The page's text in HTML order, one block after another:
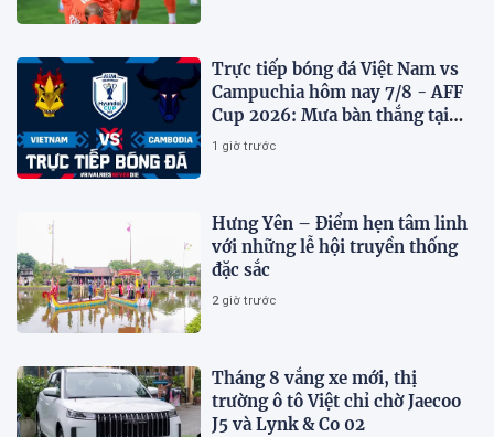
Trực tiếp bóng đá Việt Nam vs
Campuchia hôm nay 7/8 - AFF
Cup 2026: Mưa bàn thắng tại
Mỹ Đình?
1 giờ trước
Hưng Yên – Điểm hẹn tâm linh
với những lễ hội truyền thống
đặc sắc
2 giờ trước
Tháng 8 vắng xe mới, thị
trường ô tô Việt chỉ chờ Jaecoo
J5 và Lynk & Co 02